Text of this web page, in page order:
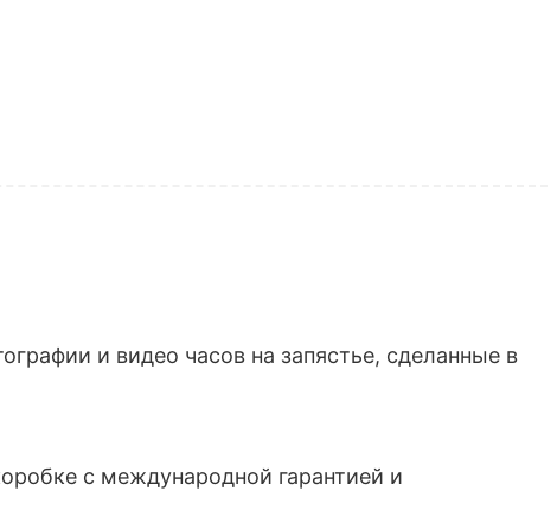
и видео часов на запястье, сделанные в
с международной гарантией и